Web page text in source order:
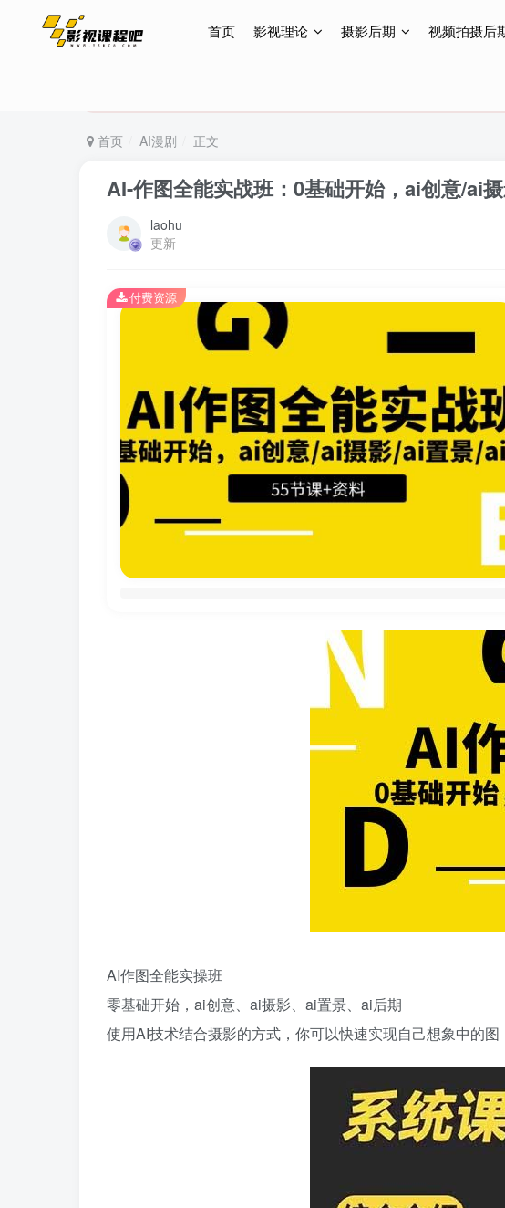
首页 影视理论 摄影后期 视频拍摄后
特惠终身会员299元，网站所有内容都可观看，终身免费更新
首页 AI漫剧 正文
AI-作图全能实战班：0基础开始，ai创意/ai
laohu
更新
付费资源
AI作图全能实操班
零基础开始，ai创意、ai摄影、ai置景、ai后期
使用AI技术结合摄影的方式，你可以快速实现自己想象中的图